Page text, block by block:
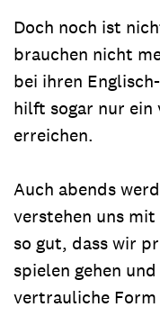
Doch noch ist
brauchen nicht
bei ihren
hilft sogar nur ein
erreichen.
Auch abends
verstehen uns
so gut, dass wir
spielen gehen
vertrauliche Form